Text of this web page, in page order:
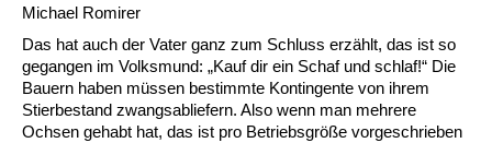
Michael Romirer
Das hat auch der Vater ganz zum Schluss erzählt, das ist so
gegangen im Volksmund: „Kauf dir ein Schaf und schlaf!“ Die
Bauern haben müssen bestimmte Kontingente von ihrem
Stierbestand zwangsabliefern. Also wenn man mehrere
Ochsen gehabt hat, das ist pro Betriebsgröße vorgeschrieben